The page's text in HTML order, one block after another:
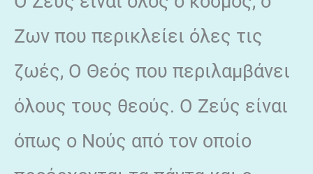
Ζων που περικλείει όλες τις
ζωές, Ο Θεός που περιλαμβάνει
όλους τους θεούς. Ο Ζεύς είναι
όπως ο Νούς από τον οποίο